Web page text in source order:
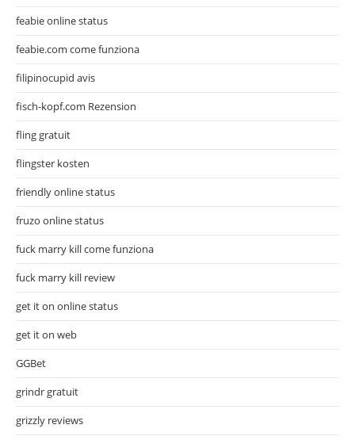
feabie online status
feabie.com come funziona
filipinocupid avis
fisch-kopf.com Rezension
fling gratuit
flingster kosten
friendly online status
fruzo online status
fuck marry kill come funziona
fuck marry kill review
get it on online status
get it on web
GGBet
grindr gratuit
grizzly reviews